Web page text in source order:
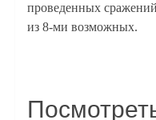
проведенных
из 8-ми возможных.